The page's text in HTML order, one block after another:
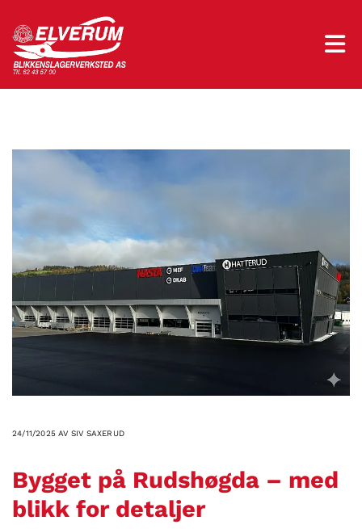
24/11/2025 AV SIV SAXERUD
Bygget på Rudshøgda – med
blikk for detaljer